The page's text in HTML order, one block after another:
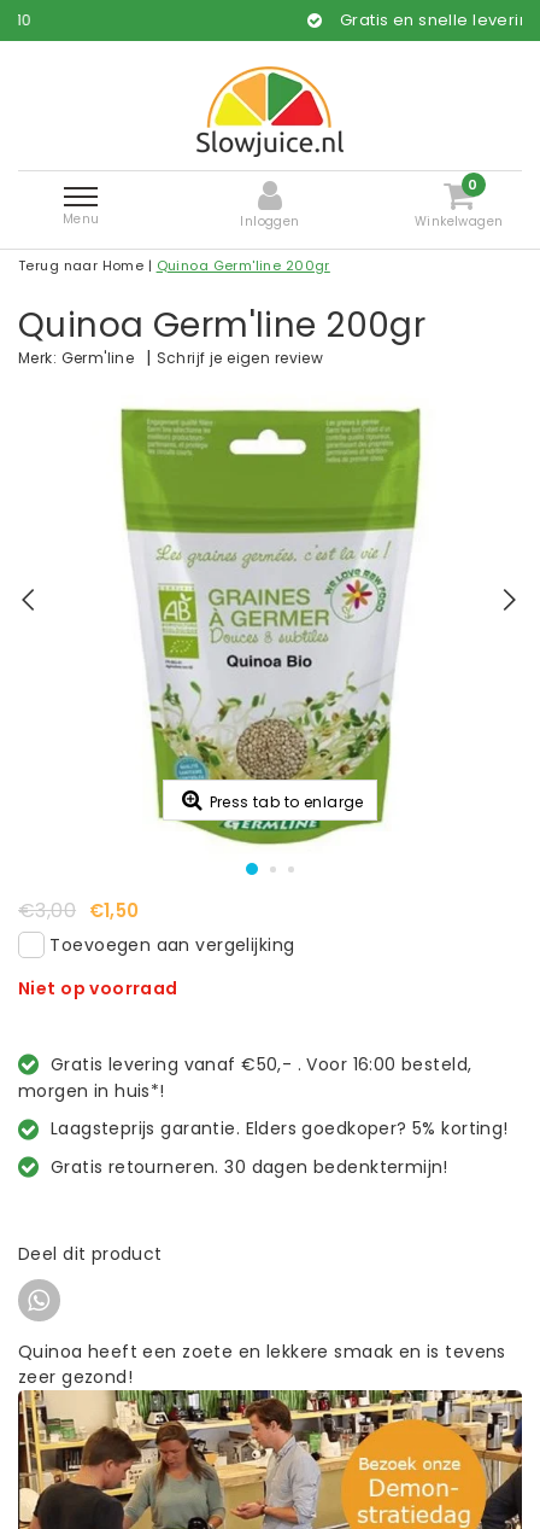
Gratis en snelle levering*
Menu Inloggen
0
Winkelwagen
Terug naar Home | Quinoa Germ'line 200gr
Quinoa Germ'line 200gr
Merk: Germ'line | Schrijf je eigen review
Press tab to enlarge
€3,00 €1,50
Toevoegen aan vergelijking
Niet op voorraad
Gratis levering vanaf €50,- . Voor 16:00 besteld,
morgen in huis*!
Laagsteprijs garantie. Elders goedkoper? 5% korting!
Gratis retourneren. 30 dagen bedenktermijn!
Deel dit product
Quinoa heeft een zoete en lekkere smaak en is tevens
zeer gezond!